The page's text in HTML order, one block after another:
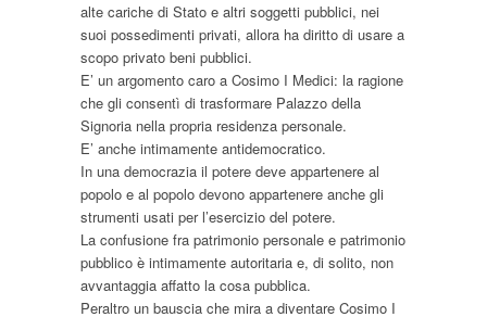
alte cariche di Stato e altri soggetti pubblici, nei
suoi possedimenti privati, allora ha diritto di usare a
scopo privato beni pubblici.
E’ un argomento caro a Cosimo I Medici: la ragione
che gli consentì di trasformare Palazzo della
Signoria nella propria residenza personale.
E’ anche intimamente antidemocratico.
In una democrazia il potere deve appartenere al
popolo e al popolo devono appartenere anche gli
strumenti usati per l’esercizio del potere.
La confusione fra patrimonio personale e patrimonio
pubblico è intimamente autoritaria e, di solito, non
avvantaggia affatto la cosa pubblica.
Peraltro un bauscia che mira a diventare Cosimo I